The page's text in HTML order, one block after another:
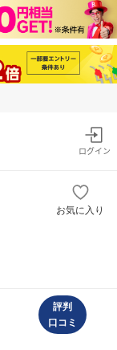
ログイン
お気に入り
評判
口コミ